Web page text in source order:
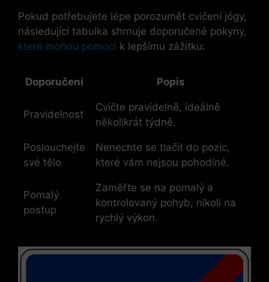
Pokud potřebujete lépe porozumět cvičení jógy,
následující tabulka shrnuje doporučené pokyny,
které mohou pomoci k lepšímu zážitku:
Doporučení Popis
Pravidelnost
Cvičte pravidelně, ideálně
několikrát týdně.
Poslouchejte‍
své tělo
Nenechte se tlačit do pozic,
které ‍vám​ nejsou pohodlné.
Pomalý
⁤postup
Zaměřte⁤ se⁢ na pomalý​ a
kontrolovaný pohyb,⁣ nikoli na
rychlý výkon.